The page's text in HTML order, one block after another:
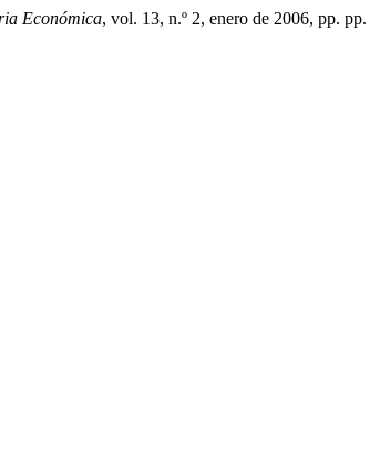
Económica, vol. 13, n.º 2, enero de 2006, pp. pp.